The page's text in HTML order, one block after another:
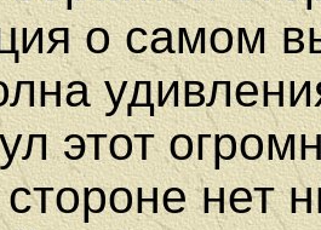
о самом
этот
нет